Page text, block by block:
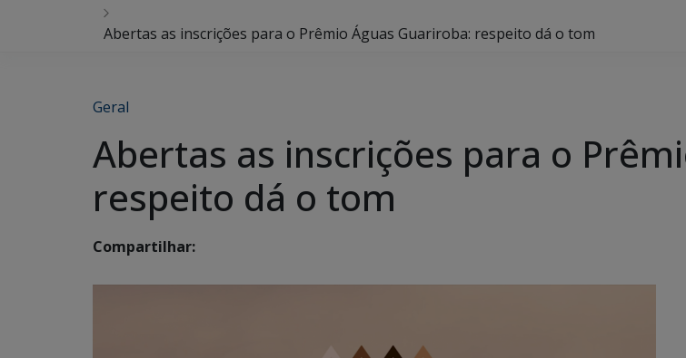
Abertas as inscrições para o Prêmio Águas Guariroba: respeito dá o tom
Geral
Abertas as inscrições para o
respeito dá o tom
Compartilhar: